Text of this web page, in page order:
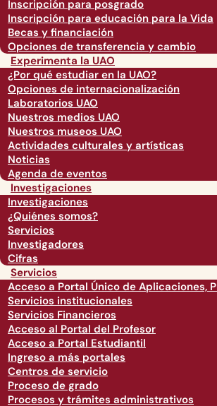
Inscripción para posgrado
Inscripción para educación para la Vida
Becas y financiación
Opciones de transferencia y cambio
Experimenta la UAO
¿Por qué estudiar en la UAO?
Opciones de internacionalización
Laboratorios UAO
Nuestros medios UAO
Nuestros museos UAO
Actividades culturales y artísticas
Noticias
Agenda de eventos
Investigaciones
Investigaciones
¿Quiénes somos?
Servicios
Investigadores
Cifras
Servicios
Acceso a Portal Único de Aplicaciones,
Servicios institucionales
Servicios Financieros
Acceso al Portal del Profesor
Acceso a Portal Estudiantil
Ingreso a más portales
Centros de servicio
Proceso de grado
Procesos y trámites administrativos